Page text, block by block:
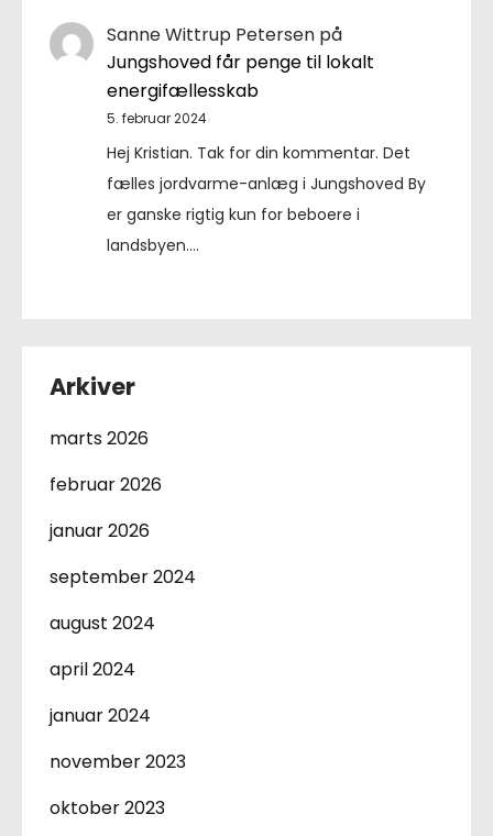
Sanne Wittrup Petersen på
Jungshoved får penge til lokalt
energifællesskab
5. februar 2024
Hej Kristian. Tak for din kommentar. Det
fælles jordvarme-anlæg i Jungshoved By
er ganske rigtig kun for beboere i
landsbyen.…
Arkiver
marts 2026
februar 2026
januar 2026
september 2024
august 2024
april 2024
januar 2024
november 2023
oktober 2023